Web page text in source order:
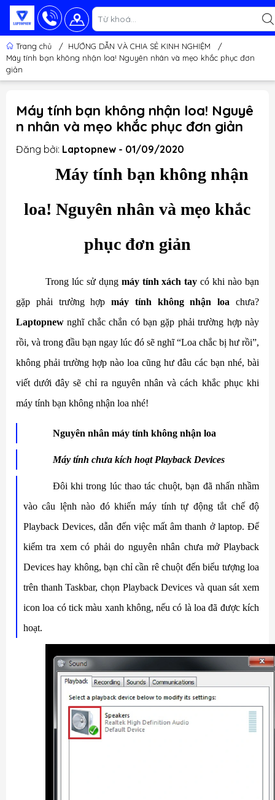
Trang chủ / HƯỚNG DẪN VÀ CHIA SẺ KINH NGHIỆM
/
Máy tính bạn không nhận loa! Nguyên nhân và mẹo khắc phục đơn
giản
Máy tính bạn không nhận loa! Nguyê
n nhân và mẹo khắc phục đơn giản
Đăng bởi: Laptopnew - 01/09/2020
Máy tính bạn không nhận
loa! Nguyên nhân và mẹo khắc
phục đơn giản
Trong lúc sử dụng máy tính xách tay có khi nào bạn
gặp phải trường hợpmáy tính không nhận loa chưa?
Laptopnew nghĩ chắc chắn có bạn gặp phải trường hợp này
rồi, và trong đầu bạn ngay lúc đó sẽ nghĩ “Loa chắc bị hư rồi”,
không phải trường hợp nào loa cũng hư đâu các bạn nhé, bài
viết dưới đây sẽ chỉ ra nguyên nhân và cách khắc phục khi
máy tính bạn không nhận loa nhé!
Nguyên nhân máy tính không nhận loa
Máy tính chưa kích hoạt Playback Devices
Đôi khi trong lúc thao tác chuột, bạn đã nhấn nhầm
vào câu lệnh nào đó khiến máy tính tự động tắt chế độ
Playback Devices, dẫn đến việc mất âm thanh ở laptop. Để
kiểm tra xem có phải do nguyên nhân chưa mở Playback
Devices hay không, bạn chỉ cần rê chuột đến biểu tượng loa
trên thanh Taskbar, chọn Playback Devices và quan sát xem
icon loa có tick màu xanh không, nếu có là loa đã được kích
hoạt.